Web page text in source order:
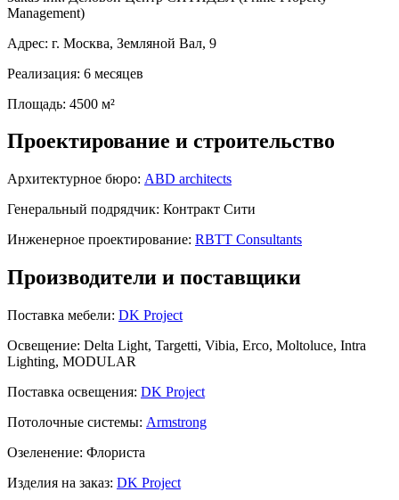
Management)
Адрес: г. Москва, Земляной Вал, 9
Реализация: 6 месяцев
Площадь: 4500 м²
Проектирование и строительство
Архитектурное бюро: ABD architects
Генеральный подрядчик: Контракт Сити
Инженерное проектирование: RBTT Consultants
Производители и поставщики
Поставка мебели: DK Project
Освещение: Delta Light, Targetti, Vibia, Erco, Moltoluce, Intra
Lighting, MODULAR
Поставка освещения: DK Project
Потолочные системы: Armstrong
Озеленение: Флориста
Изделия на заказ: DK Project